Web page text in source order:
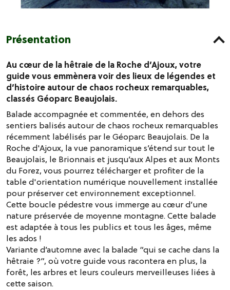
Présentation
Au cœur de la hêtraie de la Roche d’Ajoux, votre
guide vous emmènera voir des lieux de légendes et
d’histoire autour de chaos rocheux remarquables,
classés Géoparc Beaujolais.
Balade accompagnée et commentée, en dehors des
sentiers balisés autour de chaos rocheux remarquables
récemment labélisés par le Géoparc Beaujolais. De la
Roche d'Ajoux, la vue panoramique s’étend sur tout le
Beaujolais, le Brionnais et jusqu’aux Alpes et aux Monts
du Forez, vous pourrez télécharger et profiter de la
table d'orientation numérique nouvellement installée
pour préserver cet environnement exceptionnel.
Cette boucle pédestre vous immerge au cœur d’une
nature préservée de moyenne montagne. Cette balade
est adaptée à tous les publics et tous les âges, même
les ados !
Variante d’automne avec la balade “qui se cache dans la
hêtraie ?”, où votre guide vous racontera en plus, la
forêt, les arbres et leurs couleurs merveilleuses liées à
cette saison.